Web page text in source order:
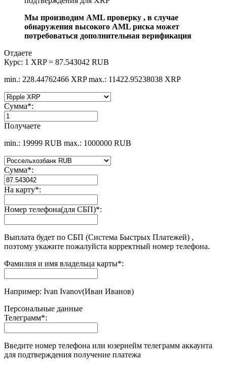
Мы производим AML проверку , в случае
обнаружения высокого AML риска может
потребоваться дополнительная верификация
Отдаете
Курс: 1 XRP = 87.543042 RUB
min.: 228.44762466 XRP max.: 11422.95238038 XRP
Сумма*:
Получаете
min.: 19999 RUB max.: 1000000 RUB
Сумма*:
На карту*:
Номер телефона(для СБП)*:
Выплата будет по СБП (Система Быстрых Платежей) ,
поэтому укажите пожалуйста корректный номер телефона.
Фамилия и имя владельца карты*:
Например: Ivan Ivanov(Иван Иванов)
Персональные данные
Телеграмм*:
Введите номер телефона или юзернейм телеграмм аккаунта
для подтверждения получение платежа